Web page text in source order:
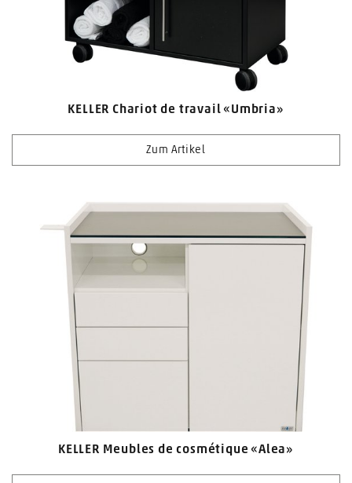
KELLER Chariot de travail «Umbria»
Zum Artikel
KELLER Meubles de cosmétique «Alea»